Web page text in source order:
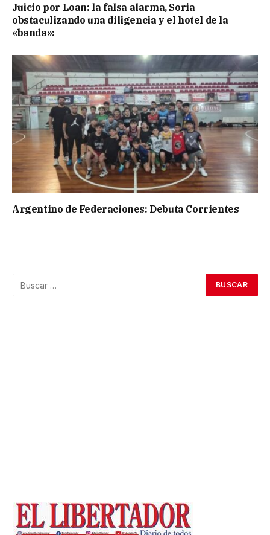
Juicio por Loan: la falsa alarma, Soria
obstaculizando una diligencia y el hotel de la
«banda»:
Argentino de Federaciones: Debuta Corrientes